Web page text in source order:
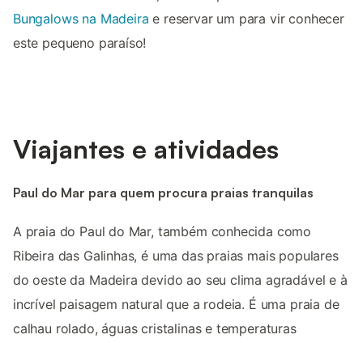
Bungalows na Madeira e reservar um para vir conhecer
este pequeno paraíso!
Viajantes e atividades
Paul do Mar para quem procura praias tranquilas
A praia do Paul do Mar, também conhecida como
Ribeira das Galinhas, é uma das praias mais populares
do oeste da Madeira devido ao seu clima agradável e à
incrível paisagem natural que a rodeia. É uma praia de
calhau rolado, águas cristalinas e temperaturas